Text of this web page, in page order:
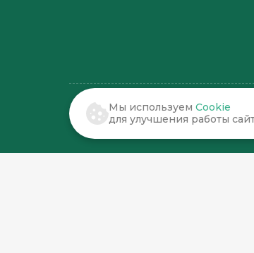
© 2022-2026 . По соседству
Мы используем Cookie
для улучшения работы